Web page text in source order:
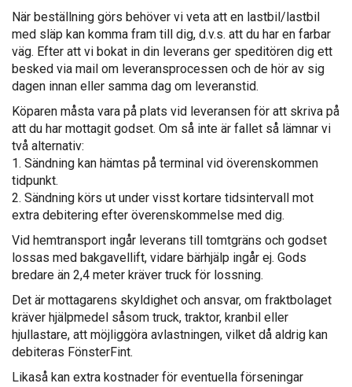
När beställning görs behöver vi veta att en lastbil/lastbil
med släp kan komma fram till dig, d.v.s. att du har en farbar
väg. Efter att vi bokat in din leverans ger speditören dig ett
besked via mail om leveransprocessen och de hör av sig
dagen innan eller samma dag om leveranstid.
Köparen måsta vara på plats vid leveransen för att skriva på
att du har mottagit godset. Om så inte är fallet så lämnar vi
två alternativ:
1. Sändning kan hämtas på terminal vid överenskommen
tidpunkt.
2. Sändning körs ut under visst kortare tidsintervall mot
extra debitering efter överenskommelse med dig.
Vid hemtransport ingår leverans till tomtgräns och godset
lossas med bakgavellift, vidare bärhjälp ingår ej. Gods
bredare än 2,4 meter kräver truck för lossning.
Det är mottagarens skyldighet och ansvar, om fraktbolaget
kräver hjälpmedel såsom truck, traktor, kranbil eller
hjullastare, att möjliggöra avlastningen, vilket då aldrig kan
debiteras FönsterFint.
Likaså kan extra kostnader för eventuella förseningar